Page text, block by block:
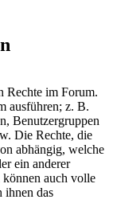
Rechte im Forum.
ausführen; z. B.
Benutzergruppen
Die Rechte, die
abhängig, welche
ein anderer
auch volle
ihnen das